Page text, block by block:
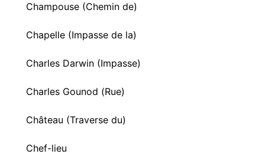
Champouse (Chemin de)
Chapelle (Impasse de la)
Charles Darwin (Impasse)
Charles Gounod (Rue)
Château (Traverse du)
Chef-lieu